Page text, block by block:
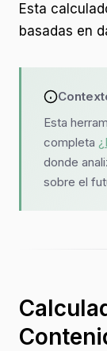
Esta
basadas en
Esta
completa
donde
sobre el